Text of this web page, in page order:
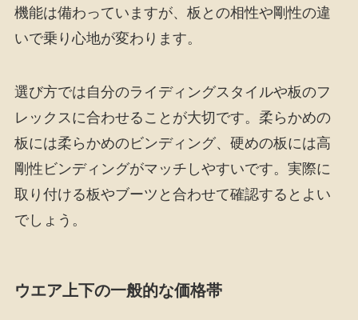
機能は備わっていますが、板との相性や剛性の違
いで乗り心地が変わります。
選び方では自分のライディングスタイルや板のフ
レックスに合わせることが大切です。柔らかめの
板には柔らかめのビンディング、硬めの板には高
剛性ビンディングがマッチしやすいです。実際に
取り付ける板やブーツと合わせて確認するとよい
でしょう。
ウエア上下の一般的な価格帯